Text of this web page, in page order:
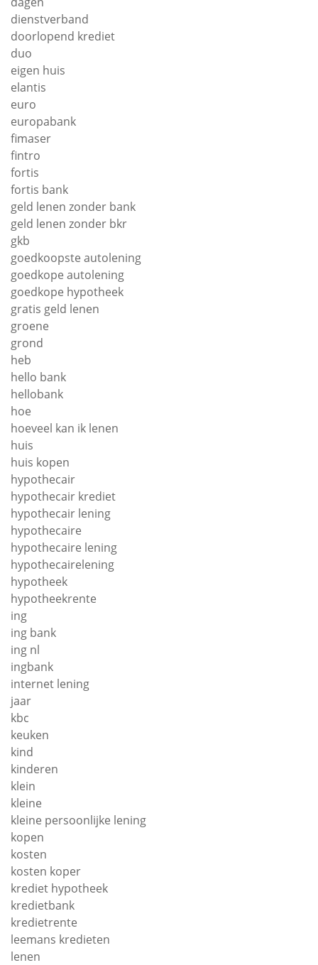
dienstverband
doorlopend krediet
duo
eigen huis
elantis
euro
europabank
fimaser
fintro
fortis
fortis bank
geld lenen zonder bank
geld lenen zonder bkr
gkb
goedkoopste autolening
goedkope autolening
goedkope hypotheek
gratis geld lenen
groene
grond
heb
hello bank
hellobank
hoe
hoeveel kan ik lenen
huis
huis kopen
hypothecair
hypothecair krediet
hypothecair lening
hypothecaire
hypothecaire lening
hypothecairelening
hypotheek
hypotheekrente
ing
ing bank
ing nl
ingbank
internet lening
jaar
kbc
keuken
kind
kinderen
klein
kleine
kleine persoonlijke lening
kopen
kosten
kosten koper
krediet hypotheek
kredietbank
kredietrente
leemans kredieten
lenen